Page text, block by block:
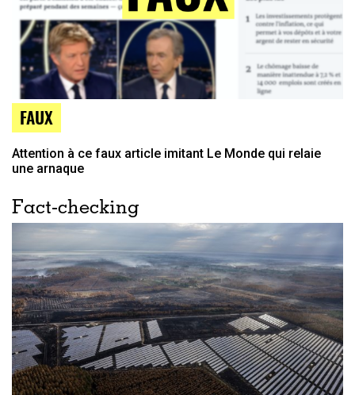
FAUX
Attention à ce faux article imitant Le Monde qui relaie
une arnaque
Fact-checking